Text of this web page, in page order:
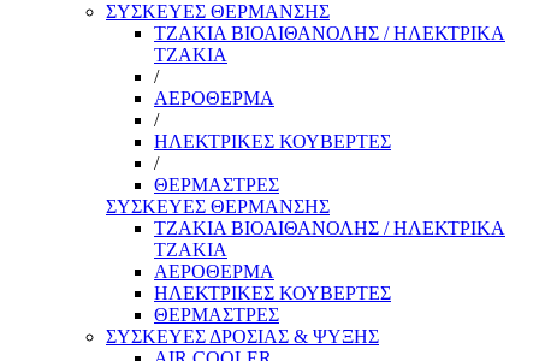
ΣΥΣΚΕΥΕΣ ΘΕΡΜΑΝΣΗΣ
ΤΖΑΚΙΑ ΒΙΟΑΙΘΑΝΟΛΗΣ / ΗΛΕΚΤΡΙΚΑ
ΤΖΑΚΙΑ
/
ΑΕΡΟΘΕΡΜΑ
/
ΗΛΕΚΤΡΙΚΕΣ ΚΟΥΒΕΡΤΕΣ
/
ΘΕΡΜΑΣΤΡΕΣ
ΣΥΣΚΕΥΕΣ ΘΕΡΜΑΝΣΗΣ
ΤΖΑΚΙΑ ΒΙΟΑΙΘΑΝΟΛΗΣ / ΗΛΕΚΤΡΙΚΑ
ΤΖΑΚΙΑ
ΑΕΡΟΘΕΡΜΑ
ΗΛΕΚΤΡΙΚΕΣ ΚΟΥΒΕΡΤΕΣ
ΘΕΡΜΑΣΤΡΕΣ
ΣΥΣΚΕΥΕΣ ΔΡΟΣΙΑΣ & ΨΥΞΗΣ